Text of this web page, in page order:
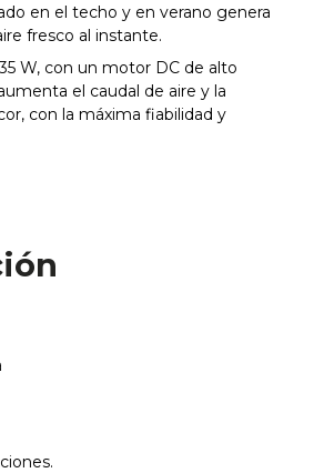
en el techo y en verano genera
fresco al instante.
W, con un motor DC de alto
el caudal de aire y la
con la máxima fiabilidad y
sus 6 velocidades de
a la intensidad del caudal
las funciones de manera
a su mando a distancia.
8 horas de funcionamiento
se apagará.